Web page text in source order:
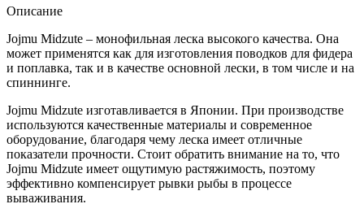
Описание
Jojmu Midzute – монофильная леска высокого качества. Она
может применятся как для изготовления поводков для фидера
и поплавка, так и в качестве основной лески, в том числе и на
спиннинге.
Jojmu Midzute изготавливается в Японии. При производстве
используются качественные материалы и современное
оборудование, благодаря чему леска имеет отличные
показатели прочности. Стоит обратить внимание на то, что
Jojmu Midzute имеет ощутимую растяжимость, поэтому
эффективно компенсирует рывки рыбы в процессе
вываживания.